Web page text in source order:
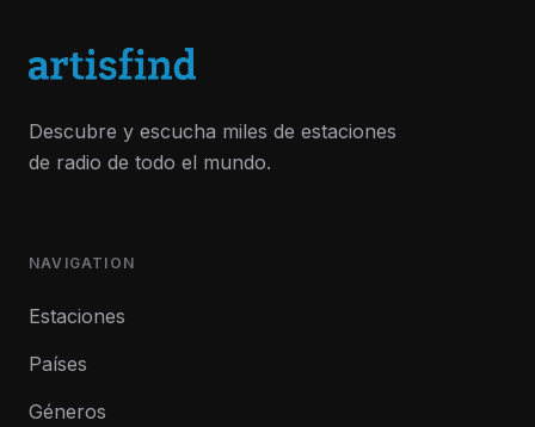
Descubre y escucha miles de estaciones
de radio de todo el mundo.
NAVIGATION
Estaciones
Países
Géneros